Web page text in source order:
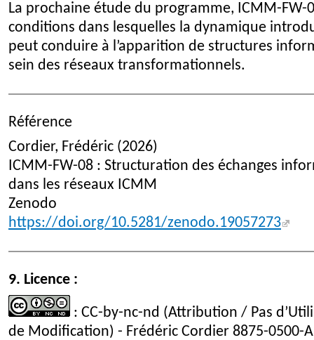
La prochaine étude du programme, ICMM-FW-
conditions dans lesquelles la dynamique
peut conduire à l’apparition de structures
sein des réseaux transformationnels.
Référence
Cordier, Frédéric (2026)
ICMM-FW-08 : Structuration des échanges
dans les réseaux ICMM
Zenodo
https://doi.org/10.5281/zenodo.19057273
9. Licence :
: CC-by-nc-nd (Attribution / Pas
de Modification) - Frédéric Cordier 8875-0500-